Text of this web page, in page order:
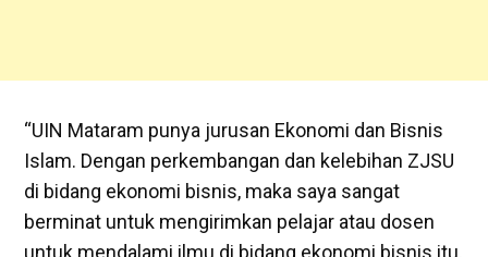
“UIN Mataram punya jurusan Ekonomi dan Bisnis
Islam. Dengan perkembangan dan kelebihan ZJSU
di bidang ekonomi bisnis, maka saya sangat
berminat untuk mengirimkan pelajar atau dosen
untuk mendalami ilmu di bidang ekonomi bisnis itu.